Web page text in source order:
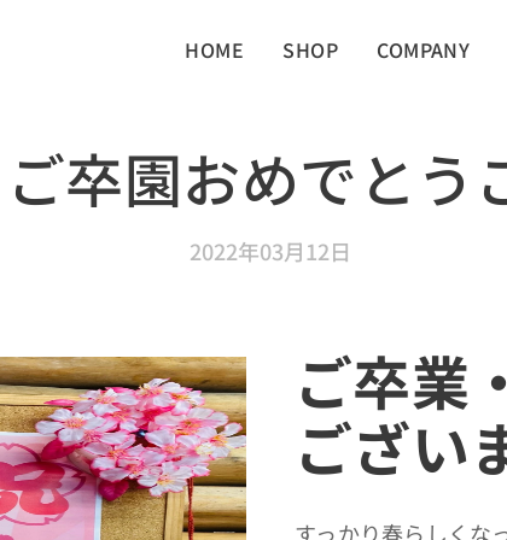
HOME SHOP COMPANY
卒園おめでとう
2022年03月12日
ご卒業
ござい
すっかり春らしくな